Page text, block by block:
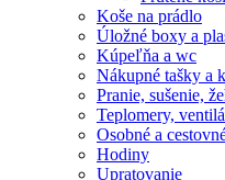
Koše na prádlo
Úložné boxy a
Kúpeľňa a wc
Nákupné tašky a
Pranie, sušenie,
Teplomery,
Osobné a
Hodiny
Upratovanie